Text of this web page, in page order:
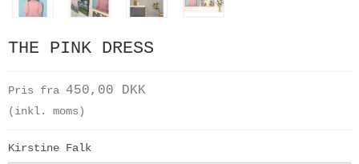
THE PINK DRESS
Pris fra 450,00 DKK
(inkl. moms)
Kirstine Falk